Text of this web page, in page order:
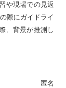
や現場での見返
際にガイドライ
、背景が推測し
匿名